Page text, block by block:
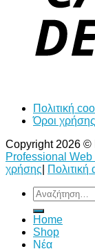
Πολιτική
Όροι χρήσης
Copyright 2026 ©
Professional
χρήσης
Αναζήτηση
για:
Home
Shop
Νέα